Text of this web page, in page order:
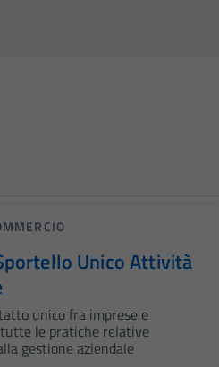
Unico Attività
unico fra imprese e
le pratiche relative
gestione aziendale